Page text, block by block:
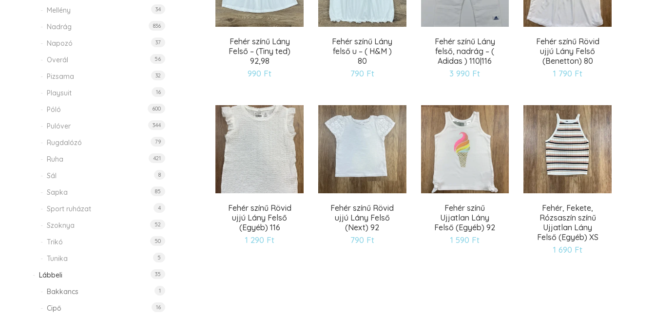
Fehér színű Lány
Felső – (Tiny ted)
92,98
990 Ft
Fehér színű Lány
felső u – ( H&M )
80
790 Ft
Fehér színű Lány
felső, nadrág – (
Adidas ) 110|116
3 990 Ft
Fehér színű Rövid
ujjú Lány Felső
(Benetton) 80
1 790 Ft
Fehér színű Rövid
ujjú Lány Felső
(Egyéb) 116
1 290 Ft
Fehér színű Rövid
ujjú Lány Felső
(Next) 92
790 Ft
Fehér színű
Ujjatlan Lány
Felső (Egyéb) 92
1 590 Ft
Fehér, Fekete,
Rózsaszín színű
Ujjatlan Lány
Felső (Egyéb) XS
1 690 Ft
Mellény 34
Nadrág 836
Napozó 37
Overál 56
Pizsama 32
Playsuit 16
Póló 600
Pulóver 344
Rugdalózó 79
Ruha 421
Sál 8
Sapka 85
Sport ruházat 4
Szoknya 52
Trikó 50
Tunika 5
Lábbeli 35
Bakkancs 1
Cipő 16